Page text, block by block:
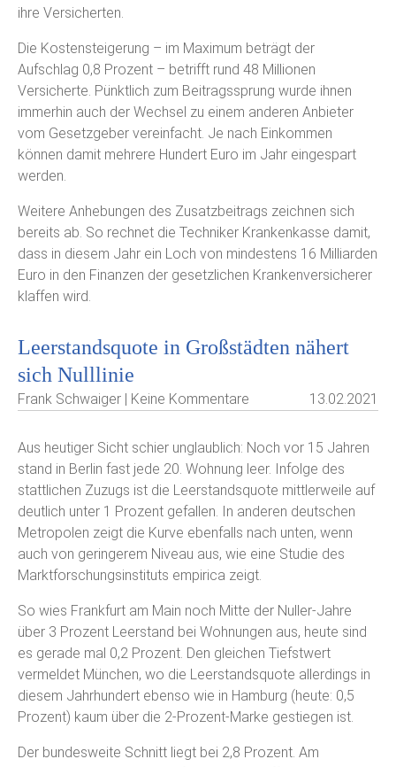
ihre Versicherten.
Die Kostensteigerung – im Maximum beträgt der
Aufschlag 0,8 Prozent – betrifft rund 48 Millionen
Versicherte. Pünktlich zum Beitragssprung wurde ihnen
immerhin auch der Wechsel zu einem anderen Anbieter
vom Gesetzgeber vereinfacht. Je nach Einkommen
können damit mehrere Hundert Euro im Jahr eingespart
werden.
Weitere Anhebungen des Zusatzbeitrags zeichnen sich
bereits ab. So rechnet die Techniker Krankenkasse damit,
dass in diesem Jahr ein Loch von mindestens 16 Milliarden
Euro in den Finanzen der gesetzlichen Krankenversicherer
klaffen wird.
Leerstandsquote in Großstädten nähert
sich Nulllinie
Frank Schwaiger | Keine Kommentare 13.02.2021
Aus heutiger Sicht schier unglaublich: Noch vor 15 Jahren
stand in Berlin fast jede 20. Wohnung leer. Infolge des
stattlichen Zuzugs ist die Leerstandsquote mittlerweile auf
deutlich unter 1 Prozent gefallen. In anderen deutschen
Metropolen zeigt die Kurve ebenfalls nach unten, wenn
auch von geringerem Niveau aus, wie eine Studie des
Marktforschungsinstituts empirica zeigt.
So wies Frankfurt am Main noch Mitte der Nuller-Jahre
über 3 Prozent Leerstand bei Wohnungen aus, heute sind
es gerade mal 0,2 Prozent. Den gleichen Tiefstwert
vermeldet München, wo die Leerstandsquote allerdings in
diesem Jahrhundert ebenso wie in Hamburg (heute: 0,5
Prozent) kaum über die 2-Prozent-Marke gestiegen ist.
Der bundesweite Schnitt liegt bei 2,8 Prozent. Am